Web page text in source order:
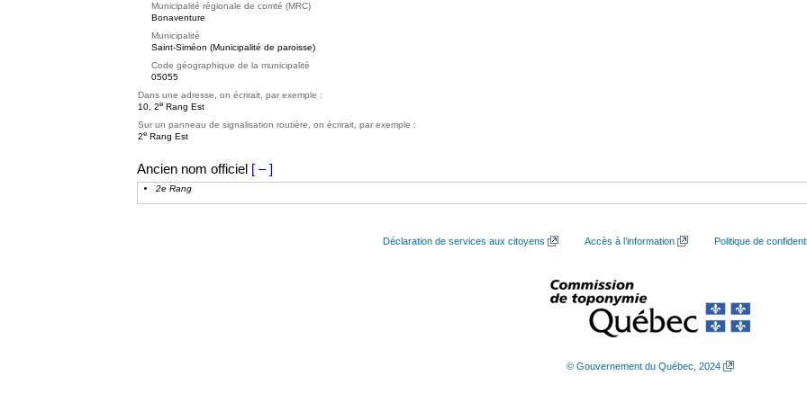
Municipalité régionale de comté (MRC)
Bonaventure
Municipalité
Saint-Siméon (Municipalité de paroisse)
Code géographique de la municipalité
05055
Dans une adresse, on écrirait, par exemple :
10, 2e Rang Est
Sur un panneau de signalisation routière, on écrirait, par exemple :
2e Rang Est
Ancien nom officiel [ – ]
2e Rang
Déclaration de services aux citoyens Accès à l’information Politique de
© Gouvernement du Québec, 2024